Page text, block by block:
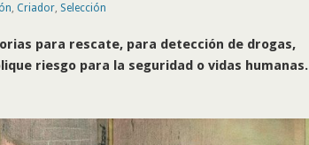
Criador, Selección
para rescate, para detección de drogas,
riesgo para la seguridad o vidas humanas.